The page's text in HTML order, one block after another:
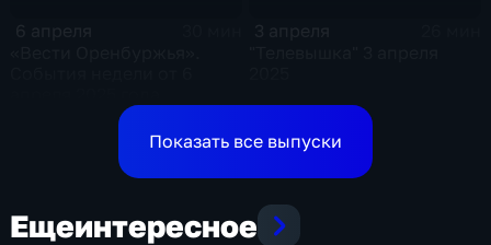
Показать все выпуски
Ещеинтересное